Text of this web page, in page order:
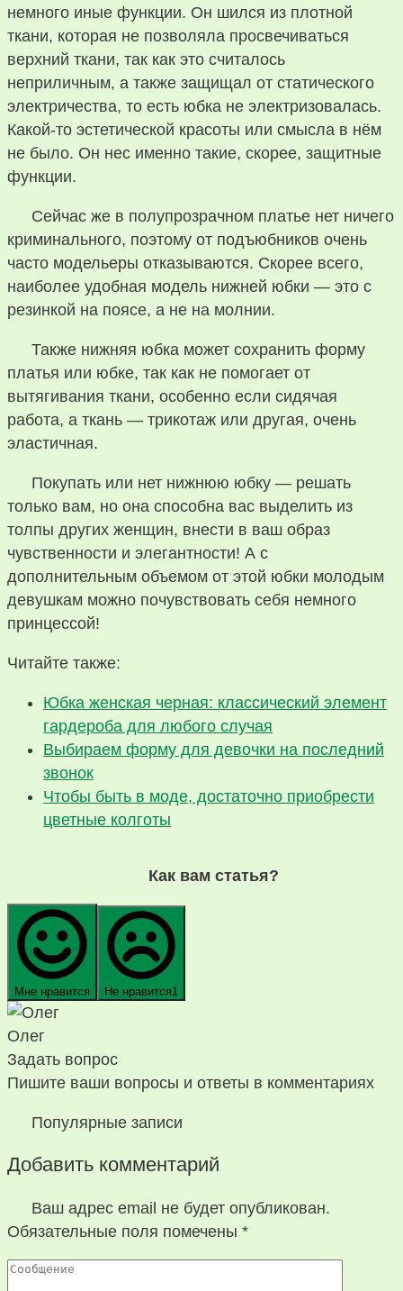
немного иные функции. Он шился из плотной
ткани, которая не позволяла просвечиваться
верхний ткани, так как это считалось
неприличным, а также защищал от статического
электричества, то есть юбка не электризовалась.
Какой-то эстетической красоты или смысла в нём
не было. Он нес именно такие, скорее, защитные
функции.
Сейчас же в полупрозрачном платье нет ничего
криминального, поэтому от подъюбников очень
часто модельеры отказываются. Скорее всего,
наиболее удобная модель нижней юбки — это с
резинкой на поясе, а не на молнии.
Также нижняя юбка может сохранить форму
платья или юбке, так как не помогает от
вытягивания ткани, особенно если сидячая
работа, а ткань — трикотаж или другая, очень
эластичная.
Покупать или нет нижнюю юбку — решать
только вам, но она способна вас выделить из
толпы других женщин, внести в ваш образ
чувственности и элегантности! А с
дополнительным объемом от этой юбки молодым
девушкам можно почувствовать себя немного
принцессой!
Читайте также:
Юбка женская черная: классический элемент
гардероба для любого случая
Выбираем форму для девочки на последний
звонок
Чтобы быть в моде, достаточно приобрести
цветные колготы
Как вам статья?
Мне нравится Не нравится1
Олег
Задать вопрос
Пишите ваши вопросы и ответы в комментариях
Популярные записи
Добавить комментарий
Ваш адрес email не будет опубликован.
Обязательные поля помечены *